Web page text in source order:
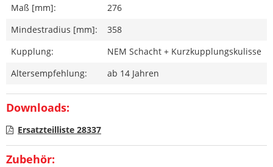
Maß [mm]:
276
Mindestradius [mm]:
358
Kupplung:
NEM Schacht + Kurzkupplungskulisse
Altersempfehlung:
ab 14 Jahren
Downloads:
Ersatzteilliste 28337
Zubehör: